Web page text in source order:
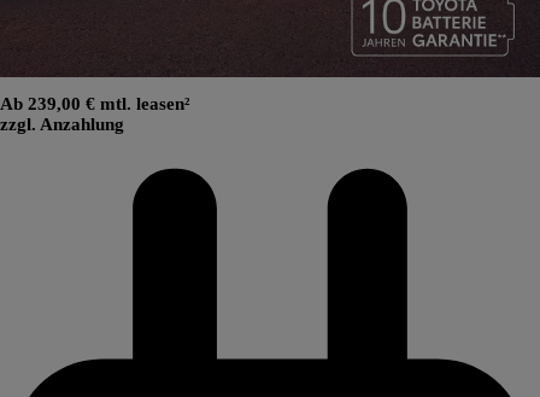
Ab 239,00 € mtl. leasen²
zzgl. Anzahlung